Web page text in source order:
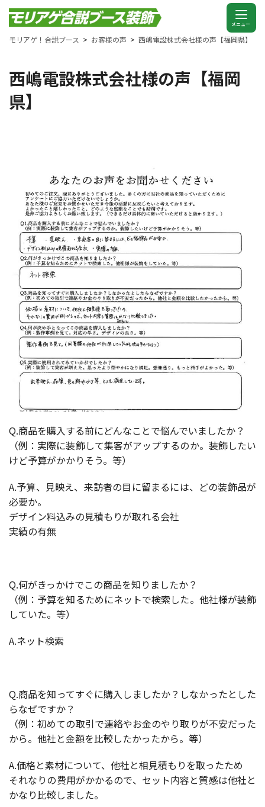
モリアゲ！合説ブース お客様の声 西嶋電設株式会社様の声【福岡県】
西嶋電設株式会社様の声【福岡
県】
Q.商品を購入する前にどんなことで悩んでいましたか？
（例：実際に装飾して集客がアップするのか。装飾したい
けど予算がかかりそう。等）
A.予算、見映え、来訪者の目に留まるには、どの装飾品が
必要か。
デザイン料込みの見積もりが取れる会社
実績の有無
Q.何がきっかけでこの商品を知りましたか？
（例：予算を知るためにネットで検索した。他社様が装飾
していた。等）
A.ネット検索
Q.商品を知ってすぐに購入しましたか？しなかったとした
らなぜですか？
（例：初めての取引で連絡やお金のやり取りが不安だった
から。他社と金額を比較したかったから。等）
A.価格と素材について、他社と相見積もりを取ったため
それなりの費用がかかるので、セット内容と質感は他社と
かなり比較しました。